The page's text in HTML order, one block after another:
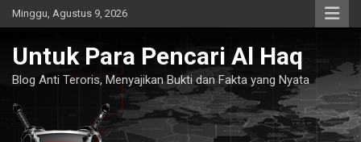
Skip
to
Minggu, Agustus 9, 2026
Untuk Para Pencari Al Haq
Blog Anti Teroris, Menyajikan Bukti dan Fakta yang Nyata